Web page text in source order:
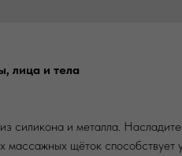
лица и тела
силикона и металла.
щёток